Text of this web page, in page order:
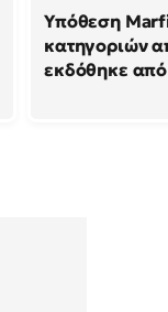
Υπόθεση
κατηγοριών
εκδόθηκε από